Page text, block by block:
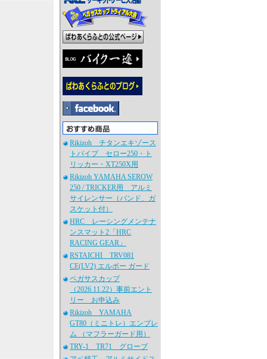
Rikizoh チタンエキゾース
トパイプ セロー250・ト
リッカー・XT250X用
Rikizoh YAMAHA SEROW
250 / TRICKER用 アルミ
サイレンサー（バンド、ガ
スケット付）
HRC レーシングメンテナ
ンスマット2「HRC
RACING GEAR」
RSTAICHI TRV081
CE(LV2) エルボー ガード
ペガサスカップ
（2026.11.22）事前エント
リー お申込み
Rikizoh YAMAHA
GT80（ミニトレ）エンブレ
ム （マフラーガード用）
TRY-1 TR71 グローブ